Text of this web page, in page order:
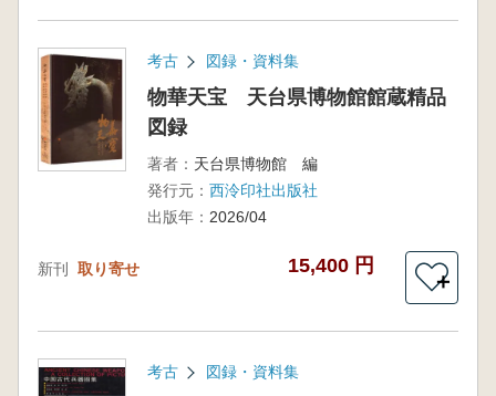
考古 図録・資料集
物華天宝 天台県博物館館蔵精品
図録
著者： 天台県博物館 編
発行元： 西泠印社出版社
出版年： 2026/04
新刊 取り寄せ 15,400 円
＋
考古 図録・資料集